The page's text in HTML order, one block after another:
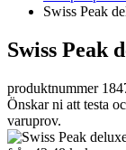
Swiss Peak
Swiss Peak
produktnummer
Önskar ni att testa
varuprov.